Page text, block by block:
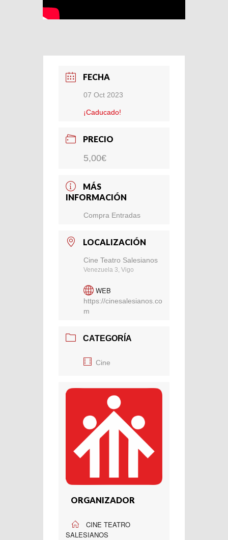
FECHA
07 Oct 2023
¡Caducado!
PRECIO
5,00€
MÁS
INFORMACIÓN
Compra Entradas
LOCALIZACIÓN
Cine Teatro Salesianos
Venezuela 3, Vigo
WEB
https://cinesalesianos.co
m
CATEGORÍA
Cine
ORGANIZADOR
CINE TEATRO
SALESIANOS